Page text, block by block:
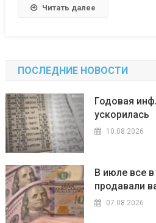
Читать далее
ПОСЛЕДНИЕ НОВОСТИ
Годовая
ускорилась
10.08.2026
В июле все
продавали
07.08.2026